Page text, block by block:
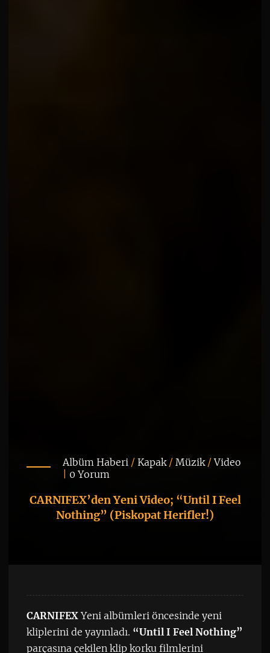
Albüm Haberi / Kapak/ Müzik/Video
0 Yorum
CARNIFEX’den Yeni Video; “Until I Feel
Nothing” (Piskopat Herifler!)
CARNIFEXYeni albümleri öncesinde yeni
kliplerini de yayınladı. “Until I Feel Nothing”
parçasına çekilen klip korku filmlerini